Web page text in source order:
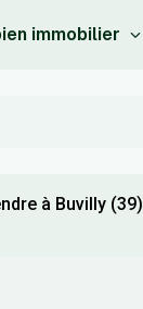
immobilier
à Buvilly (39)